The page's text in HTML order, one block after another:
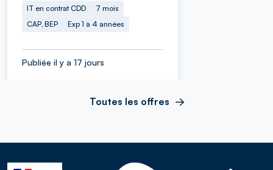
IT en contrat CDD
7 mois
CAP, BEP
Exp 1 à 4 années
Publiée il y a 17 jours
Toutes les offres